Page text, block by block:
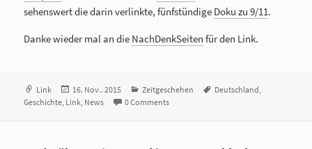
sehenswert die darin verlinkte, fünfstündige Doku zu 9/11.
Danke wieder mal an die NachDenkSeiten für den Link.
Format
Link
Veröffentlicht
am
16. Nov.. 2015 Kategorien
Zeitgeschehen Tags
Deutschland
Geschichte Link News 0 Comments